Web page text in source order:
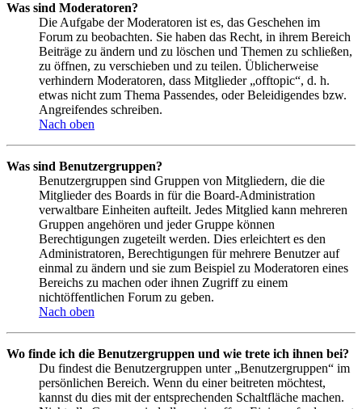
Was sind Moderatoren?
Die Aufgabe der Moderatoren ist es, das Geschehen im
Forum zu beobachten. Sie haben das Recht, in ihrem Bereich
Beiträge zu ändern und zu löschen und Themen zu schließen,
zu öffnen, zu verschieben und zu teilen. Üblicherweise
verhindern Moderatoren, dass Mitglieder „offtopic“, d. h.
etwas nicht zum Thema Passendes, oder Beleidigendes bzw.
Angreifendes schreiben.
Nach oben
Was sind Benutzergruppen?
Benutzergruppen sind Gruppen von Mitgliedern, die die
Mitglieder des Boards in für die Board-Administration
verwaltbare Einheiten aufteilt. Jedes Mitglied kann mehreren
Gruppen angehören und jeder Gruppe können
Berechtigungen zugeteilt werden. Dies erleichtert es den
Administratoren, Berechtigungen für mehrere Benutzer auf
einmal zu ändern und sie zum Beispiel zu Moderatoren eines
Bereichs zu machen oder ihnen Zugriff zu einem
nichtöffentlichen Forum zu geben.
Nach oben
Wo finde ich die Benutzergruppen und wie trete ich ihnen bei?
Du findest die Benutzergruppen unter „Benutzergruppen“ im
persönlichen Bereich. Wenn du einer beitreten möchtest,
kannst du dies mit der entsprechenden Schaltfläche machen.